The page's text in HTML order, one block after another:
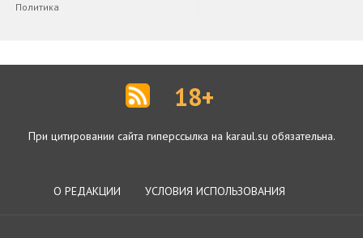
Политика
18+
При цитировании сайта гиперссылка на karaul.su обязательна.
О РЕДАКЦИИ УСЛОВИЯ ИСПОЛЬЗОВАНИЯ